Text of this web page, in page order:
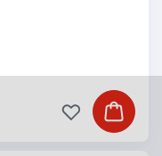
Ajouter
Ajouter à ma